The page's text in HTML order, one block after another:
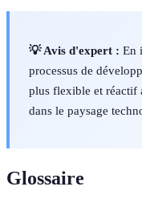
💡 Avis d'expert : En
processus de
plus flexible et réactif
dans le paysage
Glossaire